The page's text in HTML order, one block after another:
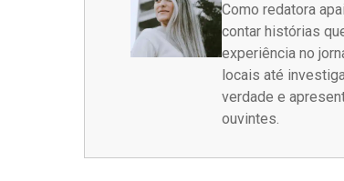
Como redatora
contar histórias
experiência no
locais até
verdade e
ouvintes.